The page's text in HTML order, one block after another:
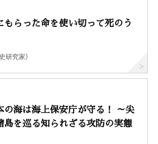
もらった命を使い切って死のう
研究家）
の海は海上保安庁が守る！ ～尖
島を巡る知られざる攻防の実態